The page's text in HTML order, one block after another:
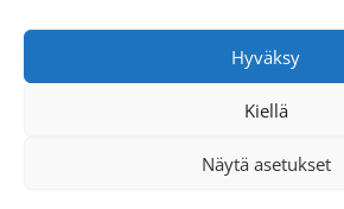
Hyväksy
Kiellä
Näytä asetukset
Copyright © 2020. Kaikki
Tietosuojaseloste
Käytämme sivustollamme
käyttökokemuksesi olisi
Voit lukea lisää